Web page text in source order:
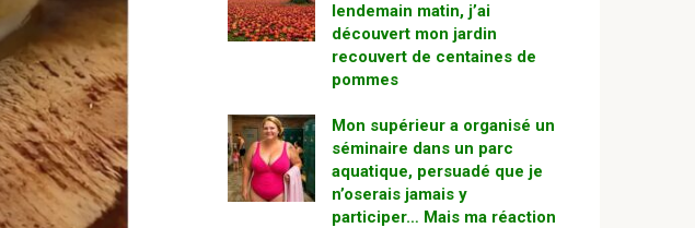
lendemain matin, j’ai
découvert mon jardin
recouvert de centaines de
pommes
Mon supérieur a organisé un
séminaire dans un parc
aquatique, persuadé que je
n’oserais jamais y
participer… Mais ma réaction